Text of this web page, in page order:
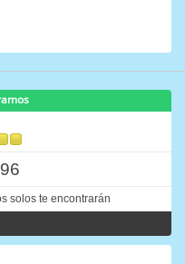
solos te encontrarán